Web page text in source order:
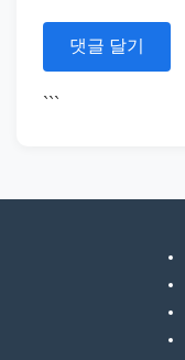
```